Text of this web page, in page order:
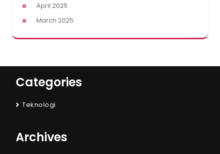
April 2025
March 2025
Categories
Teknologi
Archives